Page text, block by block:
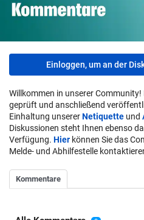
Einloggen, um an der
Willkommen in unserer
geprüft und anschließend
Einhaltung unsererNetiquette und
Diskussionen steht Ihnen ebenso
Verfügung. Hier können Sie das
Melde- und Abhilfestelle